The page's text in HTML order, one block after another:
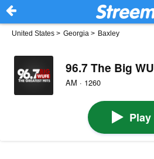
United States > Georgia > Baxley
96.7 The Big
AM · 1260
Play